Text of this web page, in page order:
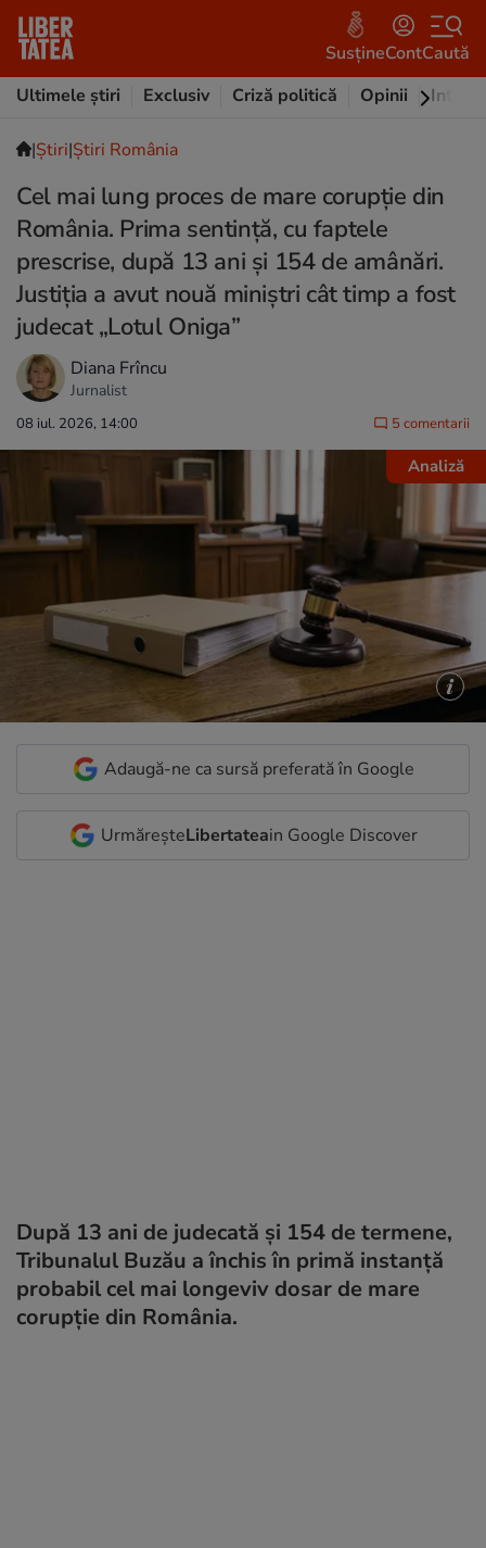
SusțineContCaută
Ultimele știri
Exclusiv Criză politică Opinii
|Ştiri|Știri România
Cel mai lung proces de mare corupție din
România. Prima sentință, cu faptele
prescrise, după 13 ani și 154 de amânări.
Justiția a avut nouă miniștri cât timp a fost
judecat „Lotul Oniga”
Diana Frîncu
Jurnalist
08 iul. 2026, 14:00 5 comentarii
Analiză
Adaugă-ne ca sursă preferată în Google
UrmăreșteLibertateain Google Discover
După 13 ani de judecată și 154 de termene,
Tribunalul Buzău a închis în primă instanță
probabil cel mai longeviv dosar de mare
corupție din România.